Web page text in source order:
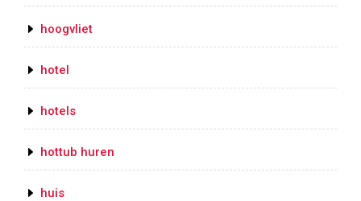
hoogvliet
hotel
hotels
hottub huren
huis